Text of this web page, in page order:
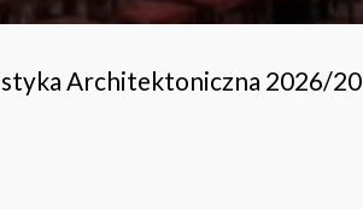
Architektoniczna 2026/